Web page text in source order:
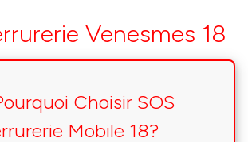
Venesmes 18
Choisir SOS
Mobile 18?